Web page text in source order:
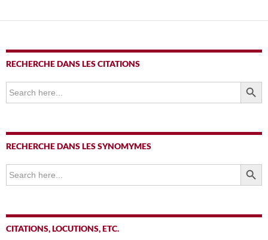
RECHERCHE DANS LES CITATIONS
Search
for:
SEARCH
RECHERCHE DANS LES SYNOMYMES
Search
for:
SEARCH
CITATIONS, LOCUTIONS, ETC.